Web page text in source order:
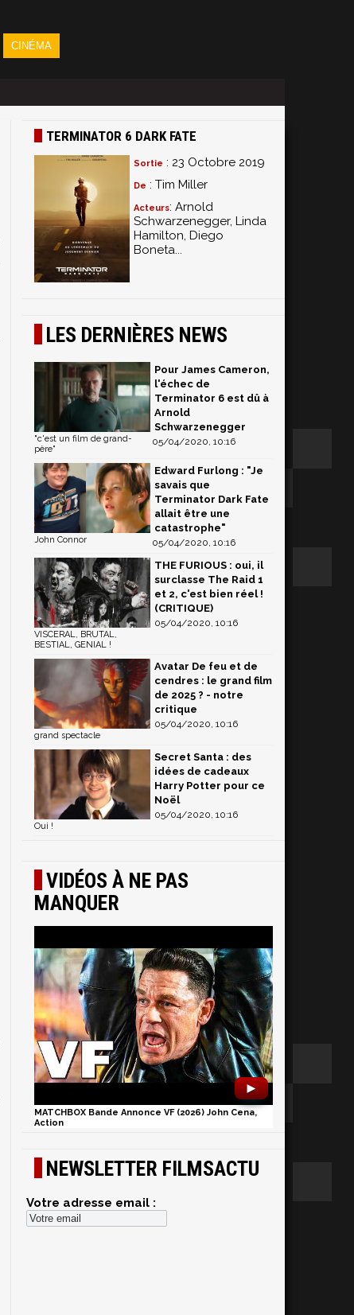
CINÉMA
TERMINATOR 6 DARK FATE
Sortie : 23 Octobre 2019
De : Tim Miller
Acteurs: Arnold
Schwarzenegger, Linda
Hamilton, Diego
Boneta...
LES DERNIÈRES NEWS
Pour James Cameron,
l'échec de
Terminator 6 est dû à
Arnold
Schwarzenegger
05/04/2020, 10:16
"c'est un film de grand-
père"
Edward Furlong : "Je
savais que
Terminator Dark Fate
allait être une
catastrophe"
05/04/2020, 10:16
John Connor
THE FURIOUS : oui, il
surclasse The Raid 1
et 2, c'est bien réel !
(CRITIQUE)
05/04/2020, 10:16
VISCERAL, BRUTAL,
BESTIAL, GENIAL !
Avatar De feu et de
cendres : le grand film
de 2025 ? - notre
critique
05/04/2020, 10:16
grand spectacle
Secret Santa : des
idées de cadeaux
Harry Potter pour ce
Noël
05/04/2020, 10:16
Oui !
VIDÉOS À NE PAS
MANQUER
►
MATCHBOX Bande Annonce VF (2026) John Cena,
Action
NEWSLETTER FILMSACTU
Votre adresse email :